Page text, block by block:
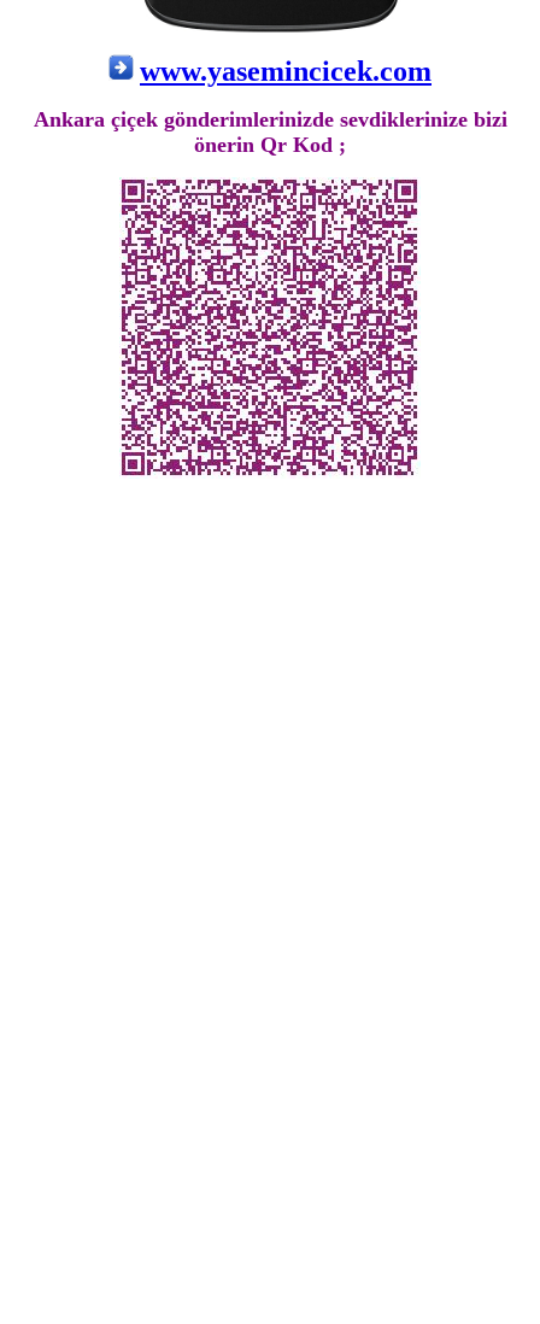
www.yasemincicek.com
Ankara çiçek gönderimlerinizde sevdiklerinize bizi
önerin Qr Kod ;